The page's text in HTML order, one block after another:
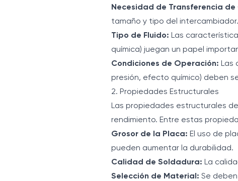
Necesidad de Transferencia de
tamaño y tipo del intercambiador.
Tipo de Fluido: Las
química) juegan un papel
Condiciones de Operación: Las
presión, efecto químico) deben
2. Propiedades Estructurales
Las propiedades estructurales
rendimiento. Entre estas
Grosor de la Placa: El uso de
pueden aumentar la durabilidad.
Calidad de Soldadura: La
Selección de Material: Se